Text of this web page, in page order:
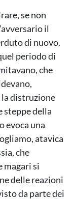
se non
il
di nuovo.
periodo di
che
la distruzione
steppe della
evoca una
atavica
che
magari si
delle reazioni
da parte dei